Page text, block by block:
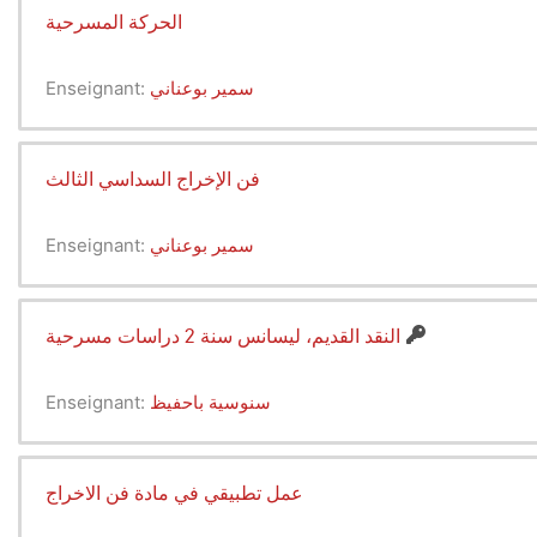
الحركة المسرحية
Enseignant: سمير بوعناني
فن الإخراج السداسي الثالث
Enseignant: سمير بوعناني
النقد القديم، ليسانس سنة 2 دراسات مسرحية
Enseignant: سنوسية باحفيظ
عمل تطبيقي في مادة فن الاخراج